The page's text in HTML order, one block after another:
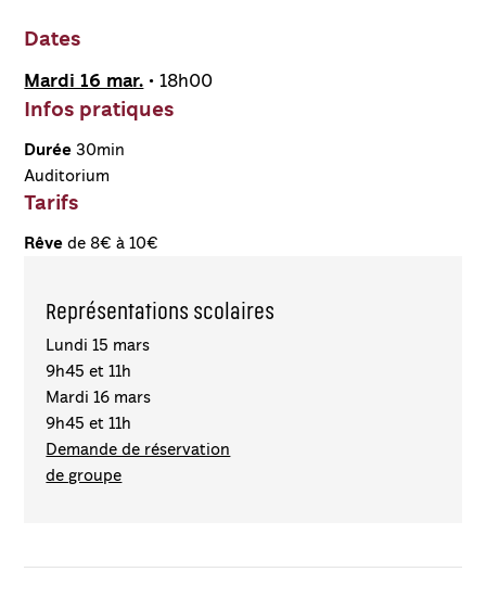
Dates
Mardi 16 mar. • 18h00
Infos pratiques
Durée 30min
Auditorium
Tarifs
Rêve de 8€ à 10€
Représentations scolaires
Lundi 15 mars
9h45 et 11h
Mardi 16 mars
9h45 et 11h
Demande de réservation
de groupe